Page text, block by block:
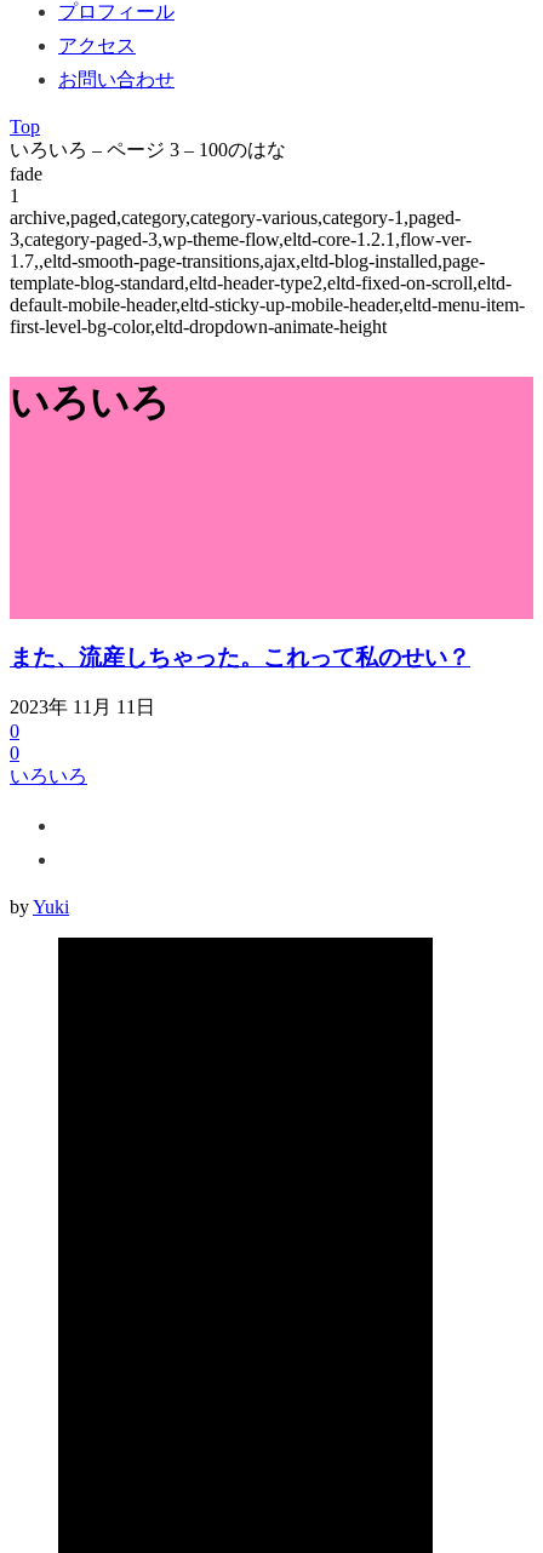
プロフィール
アクセス
お問い合わせ
Top
いろいろ – ページ 3 – 100のはな
fade
1
archive,paged,category,category-various,category-1,paged-
3,category-paged-3,wp-theme-flow,eltd-core-1.2.1,flow-ver-
1.7,,eltd-smooth-page-transitions,ajax,eltd-blog-installed,page-
template-blog-standard,eltd-header-type2,eltd-fixed-on-scroll,eltd-
default-mobile-header,eltd-sticky-up-mobile-header,eltd-menu-item-
first-level-bg-color,eltd-dropdown-animate-height
いろいろ
また、流産しちゃった。これって私のせい？
2023年 11月 11日
0
0
いろいろ
byYuki